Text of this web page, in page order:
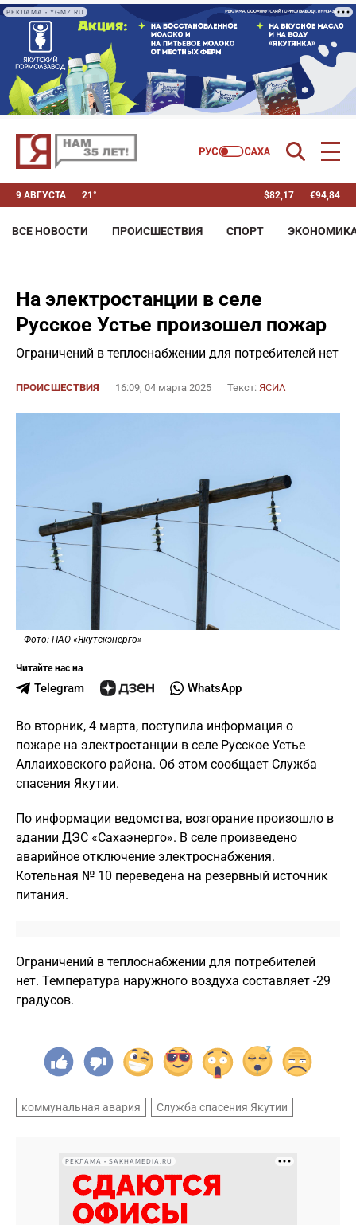
РЕКЛАМА • YGMZ.RU
9 АВГУСТА 21° $82,17 €94,84
ВСЕ НОВОСТИ ПРОИСШЕСТВИЯ СПОРТ
На электростанции в селе
Русское Устье произошел пожар
Ограничений в теплоснабжении для потребителей нет
ПРОИСШЕСТВИЯ 16:09, 04 марта 2025 Текст: ЯСИА
Фото: ПАО «Якутскэнерго»
Читайте нас на
Telegram WhatsApp
Во вторник, 4 марта, поступила информация о
пожаре на электростанции в селе Русское Устье
Аллаиховского района. Об этом сообщает Служба
спасения Якутии.
По информации ведомства, возгорание произошло в
здании ДЭС «Сахаэнерго». В селе произведено
аварийное отключение электроснабжения.
Котельная № 10 переведена на резервный источник
питания.
Ограничений в теплоснабжении для потребителей
нет. Температура наружного воздуха составляет -29
градусов.
коммунальная авария Служба спасения Якутии
РЕКЛАМА • SAKHAMEDIA.RU